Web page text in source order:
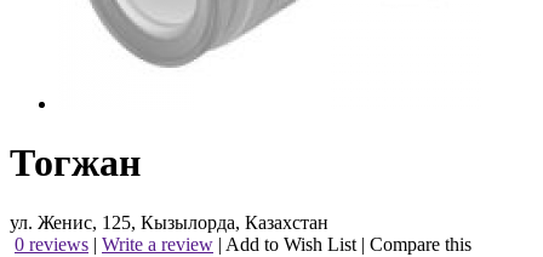
Тогжан
ул. Женис, 125, Кызылорда, Казахстан
0 reviews | Write a review | Add to Wish List | Compare this